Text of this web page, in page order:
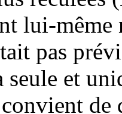
lui-même
pas
seule et
de